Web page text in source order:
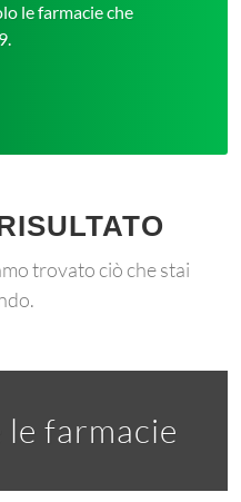
le farmacie che
trovato ciò che stai
farmacie